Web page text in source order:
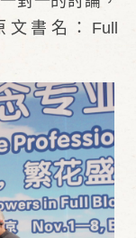
文書名：Full